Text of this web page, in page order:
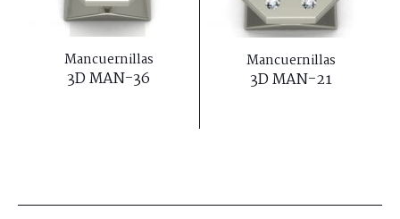
Mancuernillas
3D MAN-36
Mancuernillas
3D MAN-21